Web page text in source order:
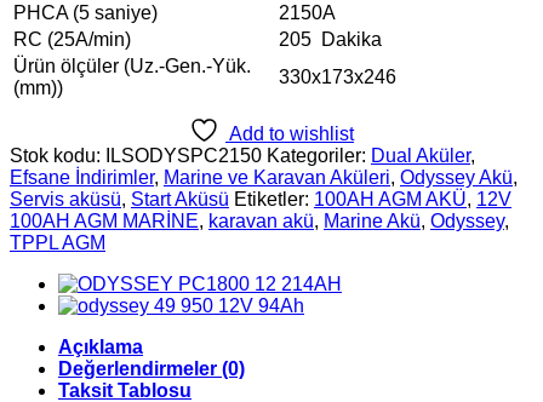
PHCA (5 saniye)
2150A
RC (25A/min)
205 Dakika
Ürün ölçüler (Uz.-Gen.-Yük.
(mm))
330x173x246
Add to wishlist
Stok kodu:
ILSODYSPC2150 Kategoriler: Dual Aküler,
Efsane İndirimler, Marine ve Karavan Aküleri, Odyssey Akü,
Servis aküsü, Start Aküsü Etiketler: 100AH AGM AKÜ, 12V
100AH AGM MARİNE, karavan akü, Marine Akü, Odyssey,
TPPL AGM
Açıklama
Değerlendirmeler (0)
Taksit Tablosu